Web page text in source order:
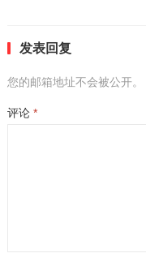
发表回复
您的邮箱地址不会被公开。
评论 *